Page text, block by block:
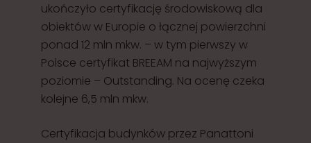
ukończyło certyfikację środowiskową dla
obiektów w Europie o łącznej powierzchni
ponad 12 mln mkw. – w tym pierwszy w
Polsce certyfikat BREEAM na najwyższym
poziomie – Outstanding. Na ocenę czeka
kolejne 6,5 mln mkw.
Certyfikacja budynków przez Panattoni